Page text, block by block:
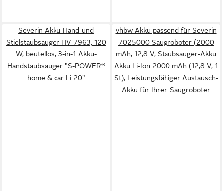
Severin Akku-Hand-und
Stielstaubsauger HV 7963, 120
W, beutellos, 3-in-1 Akku-
Handstaubsauger "S-POWER®
home & car Li 20"
vhbw Akku passend für Severin
7025000 Saugroboter (2000
mAh, 12,8 V, Staubsauger-Akku
Akku Li-Ion 2000 mAh (12,8 V, 1
St), Leistungsfähiger Austausch-
Akku für Ihren Saugroboter